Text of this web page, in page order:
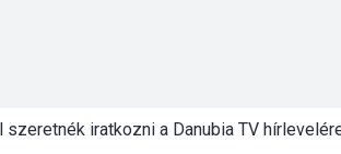
szeretnék iratkozni a Danubia TV